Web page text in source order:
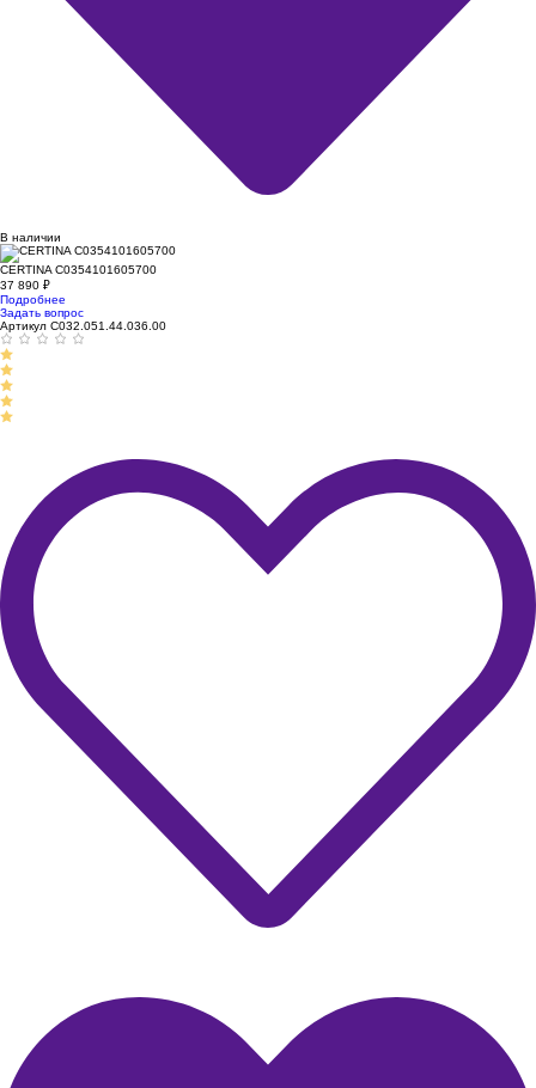
В наличии
CERTINA C0354101605700
37 890 ₽
Подробнее
Задать вопрос
Артикул C032.051.44.036.00